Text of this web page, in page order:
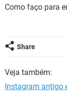
GUIA DE COMPRAS
OUTLOOK
Como faço para
Share
Veja também:
Instagram antigo